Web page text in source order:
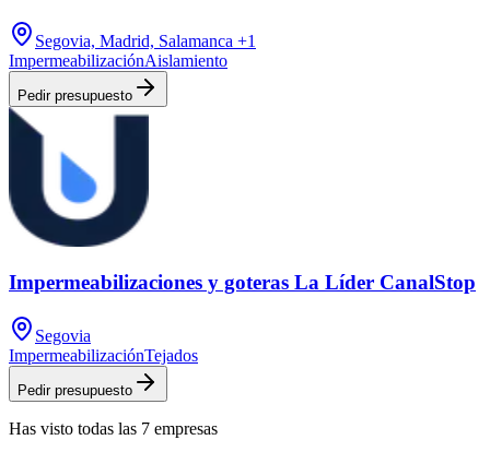
Segovia, Madrid, Salamanca +1
ImpermeabilizaciónAislamiento
Pedir presupuesto
Impermeabilizaciones y goteras La Líder CanalStop
Segovia
ImpermeabilizaciónTejados
Pedir presupuesto
Has visto todas las 7 empresas